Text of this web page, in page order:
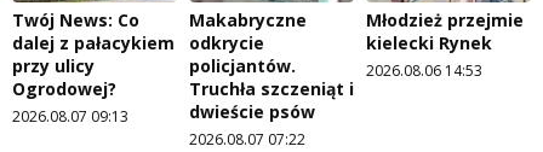
Twój News: Co
dalej z pałacykiem
przy ulicy
Ogrodowej?
2026.08.07 09:13
Makabryczne
odkrycie
policjantów.
Truchła szczeniąt i
dwieście psów
2026.08.07 07:22
Młodzież przejmie
kielecki Rynek
2026.08.06 14:53